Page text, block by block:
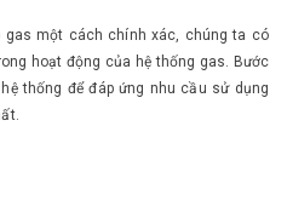
một cách chính xác, chúng ta có
hoạt động của hệ thống gas. Bước
thống để đáp ứng nhu cầu sử dụng